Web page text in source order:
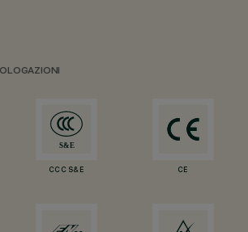
CCC S&E CE